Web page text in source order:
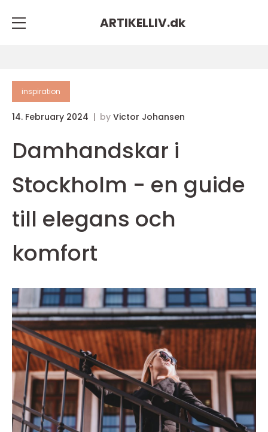
ARTIKELLIV.dk
inspiration
14. February 2024 by Victor Johansen
Damhandskar i
Stockholm - en guide
till elegans och
komfort